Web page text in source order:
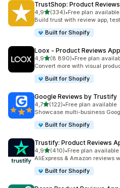
TrustShop: Product Reviews
4,9av 5 stjerner
(334)
Totalt 334 omtaler
•Free plan available
Build trust with review app,
Built for Shopify
Loox ‑ Product Reviews App
4,9av 5 stjerner
(8 890)
Totalt 8890 omtaler
•Free plan
Convert more with visual
Built for Shopify
Google Reviews by Trustify
4,7av 5 stjerner
(122)
Totalt 122 omtaler
•Free plan available
Showcase multi-business
Built for Shopify
Trustify: Product Reviews
4,9av 5 stjerner
(410)
Totalt 410 omtaler
•Free plan available
AliExpress & Amazon reviews
Built for Shopify